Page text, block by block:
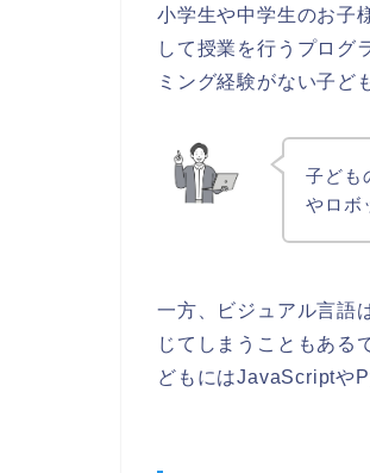
小学生や中学生のお子
して授業を行うプログ
ミング経験がない子ど
子ども
やロボ
一方、ビジュアル言語
じてしまうこともある
どもにはJavaScriptや